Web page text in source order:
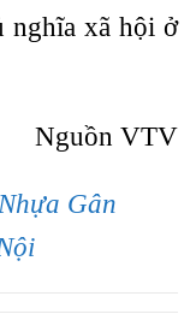
nghĩa xã hội ở
Nguồn VTV
Gân